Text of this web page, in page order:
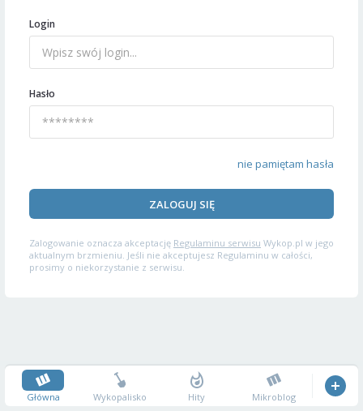
Login
Hasło
nie pamiętam hasła
ZALOGUJ SIĘ
Zalogowanie oznacza akceptację Regulaminu serwisu Wykop.pl w jego
aktualnym brzmieniu. Jeśli nie akceptujesz Regulaminu w całości,
prosimy o niekorzystanie z serwisu.
Główna Wykopalisko Hity Mikroblog